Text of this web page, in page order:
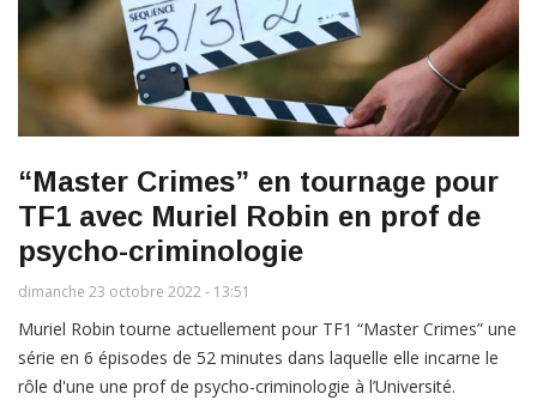
“Master Crimes” en tournage pour
TF1 avec Muriel Robin en prof de
psycho-criminologie
dimanche 23 octobre 2022 - 13:51
Muriel Robin tourne actuellement pour TF1 “Master Crimes” une
série en 6 épisodes de 52 minutes dans laquelle elle incarne le
rôle d'une une prof de psycho-criminologie à l’Université.